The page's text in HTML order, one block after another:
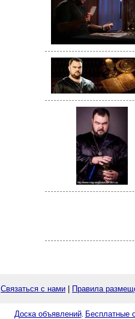
Связаться с нами Правила
Доска объявлений. Бесплатные